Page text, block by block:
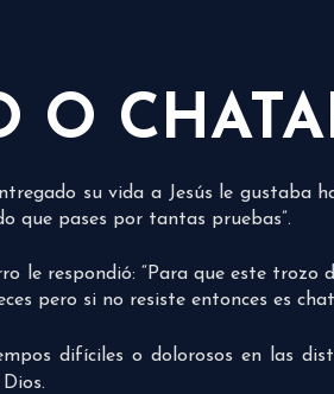
O
su vida a Jesús le gustaba
que pases por tantas pruebas”.
le respondió: “Para que este
pero si no resiste entonces es
difíciles o dolorosos en las